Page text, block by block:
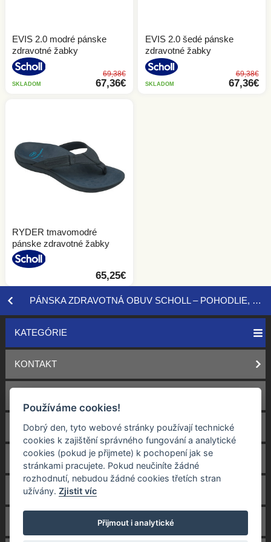
Členková obuv
Sandále
Tenisky
Šľapky
DETSKÁ OBUV
VŠETKY DETSKÁ OBUV
Dievčenské šľapky a žabky
NOVINKY
EVIS 2.0 modré pánske
zdravotné žabky
69,38€
67,36€
SKLADOM
EVIS 2.0 šedé pánske
zdravotné žabky
69,38€
67,36€
SKLADOM
RYDER tmavomodré
pánske zdravotné žabky
65,25€
PÁNSKA ZDRAVOTNÁ OBUV SCHOLL – POHODLIE, KVALITA, OPORA. NAKUPUJTE TERAZ!
KATEGÓRIE
KONTAKT
DOPRAVA
VRACENÍ A REKLAMÁCIE
OCHRANA OS. ÚDAJOV
Používáme cookies!
Dobrý den, tyto webové stránky používají technické
cookies k zajištění správného fungování a analytické
cookies (pokud je přijmete) k pochopení jak se
stránkami pracujete. Pokud neučiníte žádné
rozhodnutí, nebudou žádné cookies třetích stran
užívány.Zjistit víc
Přijmout i analytické